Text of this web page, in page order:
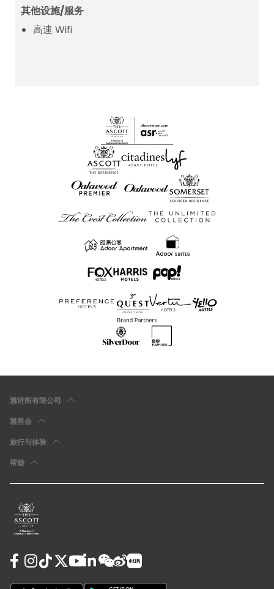
其他设施/服务
高速 Wifi
雅诗阁有限公司
雅星会
旅行与体验
帮助